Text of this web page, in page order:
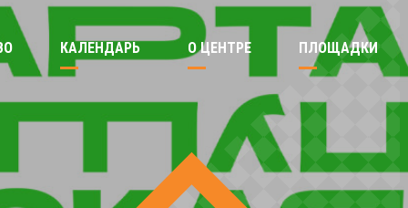
КАЛЕНДАРЬ О ЦЕНТРЕ ПЛОЩАДКИ